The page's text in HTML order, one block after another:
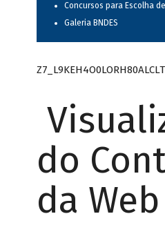
Concursos para Escolha
Galeria BNDES
do
da Web